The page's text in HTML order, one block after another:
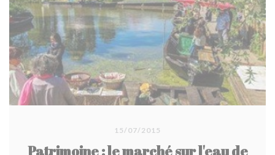
15/07/2015
Patrimoine : le marché sur l'eau de